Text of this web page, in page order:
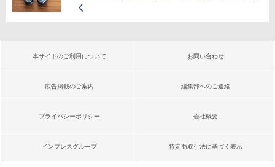
く
本サイトのご利用について お問い合わせ
広告掲載のご案内 編集部へのご連絡
プライバシーポリシー 会社概要
インプレスグループ 特定商取引法に基づく表示